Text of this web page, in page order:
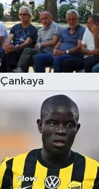
Çankaya